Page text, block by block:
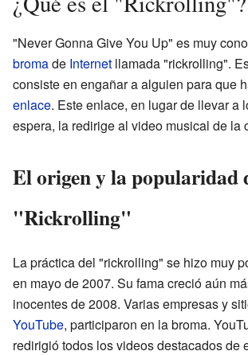
"Never Gonna Give You Up" es muy
bromade Internet llamada "rickrolling".
consiste en engañar a alguien para que
enlace. Este enlace, en lugar de llevar a
espera, la redirige al video musical de la
El origen y la popularidad
"Rickrolling"
La práctica del "rickrolling" se hizo muy
en mayo de 2007. Su fama creció aún
inocentes de 2008. Varias empresas y
YouTube, participaron en la broma.
redirigió todos los videos destacados de